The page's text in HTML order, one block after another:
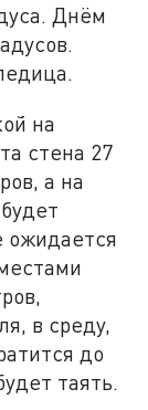
Днём
на
стена 27
а на
ожидается
в среду,
до
таять.